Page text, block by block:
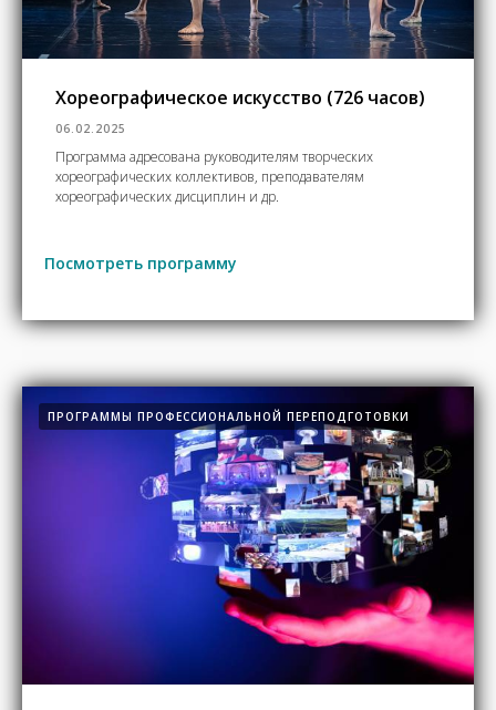
Хореографическое искусство (726 часов)
06.02.2025
Программа адресована руководителям творческих
хореографических коллективов, преподавателям
хореографических дисциплин и др.
Посмотреть программу
ПРОГРАММЫ ПРОФЕССИОНАЛЬНОЙ ПЕРЕПОДГОТОВКИ